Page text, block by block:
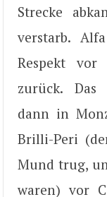
Strecke
verstarb.
Respekt
zurück. Das
dann in
Brilli-Peri
Mund trug,
waren) vor